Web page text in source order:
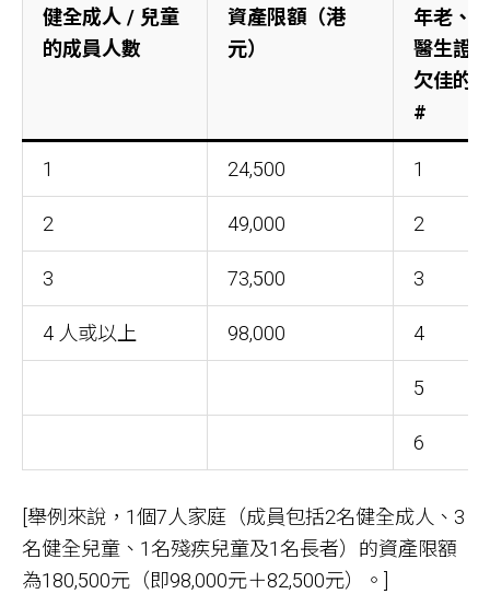
健全成人 / 兒童
的成員人數
資產限額（港
元）
年老、
醫生證
欠佳的
#
1 24,500 1
2 49,000 2
3 73,500 3
4 人或以上 98,000 4
5
6
[舉例來說，1個7人家庭（成員包括2名健全成人、3
名健全兒童、1名殘疾兒童及1名長者）的資產限額
為180,500元（即98,000元＋82,500元）。]